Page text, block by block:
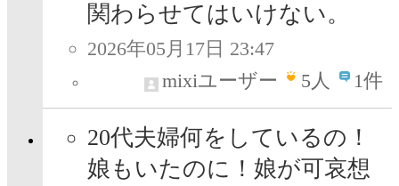
関わらせてはいけない。
2026年05月17日 23:47
mixiユーザー
5人 1件
20代夫婦何をしているの！
娘もいたのに！娘が可哀想